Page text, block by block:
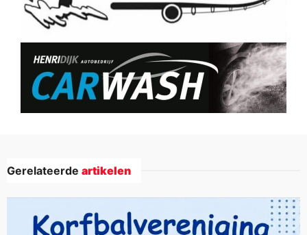
Gerelateerde artikelen